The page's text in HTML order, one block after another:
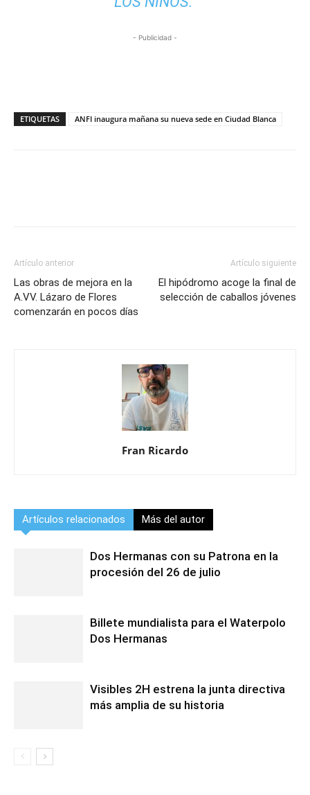
- Publicidad -
ETIQUETAS ANFI inaugura mañana su nueva sede en Ciudad Blanca
Artículo anterior
Las obras de mejora en la
A.VV. Lázaro de Flores
comenzarán en pocos días
Artículo siguiente
El hipódromo acoge la final de
selección de caballos jóvenes
Fran Ricardo
Artículos relacionados Más del autor
Dos Hermanas con su Patrona en la
procesión del 26 de julio
Billete mundialista para el Waterpolo
Dos Hermanas
Visibles 2H estrena la junta directiva
más amplia de su historia